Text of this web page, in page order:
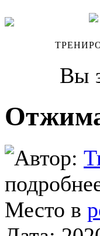
Вы
Автор:
Место в